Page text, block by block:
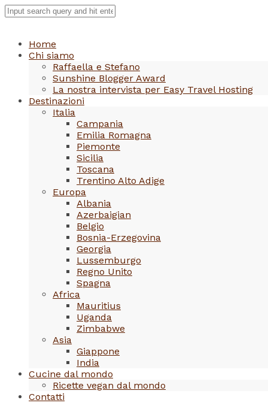
Home
Chi siamo
Raffaella e Stefano
Sunshine Blogger Award
La nostra intervista per Easy Travel Hosting
Destinazioni
Italia
Campania
Emilia Romagna
Piemonte
Sicilia
Toscana
Trentino Alto Adige
Europa
Albania
Azerbaigian
Belgio
Bosnia-Erzegovina
Georgia
Lussemburgo
Regno Unito
Spagna
Africa
Mauritius
Uganda
Zimbabwe
Asia
Giappone
India
Cucine dal mondo
Ricette vegan dal mondo
Contatti